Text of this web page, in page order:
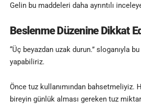
Gelin bu maddeleri daha ayrıntılı
Beslenme Düzenine Dikkat
“Üç beyazdan uzak durun.” sloganıyla
yapabiliriz.
Önce tuz kullanımından bahsetmeliyiz.
bireyin günlük alması gereken tuz